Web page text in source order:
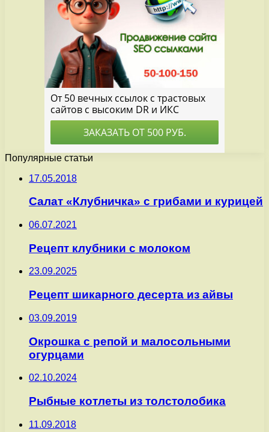
Популярные статьи
17.05.2018
Салат «Клубничка» с грибами и курицей
06.07.2021
Рецепт клубники с молоком
23.09.2025
Рецепт шикарного десерта из айвы
03.09.2019
Окрошка с репой и малосольными
огурцами
02.10.2024
Рыбные котлеты из толстолобика
11.09.2018